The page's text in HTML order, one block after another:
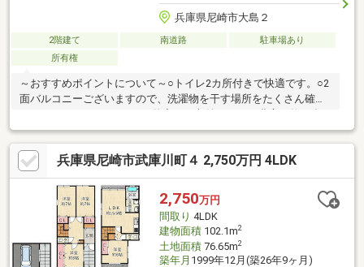
兵庫県尼崎市大島２
2階建て 南道路
駐車場あり
所有権
～おすすめポイントについて～○トイレ2カ所付きで快適です。○2
面バルコニーございますので、洗濯物を干す場所をたくさん確保
くても安心です。～周辺について～〇尼崎市立成文小学校まで約
190ｍ■弊社について■センチュリー21加盟店中28年連続No.1
(1997年～2024年兵庫地区仲介実績)阪神間（尼崎・伊丹・西宮・
宝塚）阪急沿線沿い全店駅前に8店舗展開中（駅前に情報は集ま
る！）このエリアで物件数最多！尼崎市・伊丹市・西宮市・川西
市・宝塚市でお家をお探しの方、まずはご気軽にお問い合わせく
ださい！
兵庫県尼崎市武庫川町４ 2,750万円 4LDK
2,750万円
間取り 4LDK
建物面積102.1m2
土地面積76.65m2
築年月 1999年12月(築26年9ヶ月)